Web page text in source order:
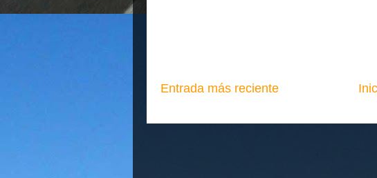
Entrada más reciente